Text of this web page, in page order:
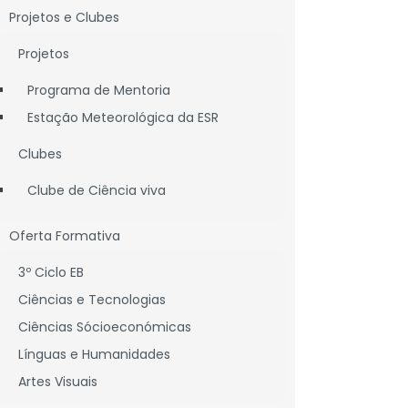
Projetos e Clubes
Projetos
Programa de Mentoria
Estação Meteorológica da ESR
Clubes
Clube de Ciência viva
Oferta Formativa
3º Ciclo EB
Ciências e Tecnologias
Ciências Sócioeconómicas
Línguas e Humanidades
Artes Visuais